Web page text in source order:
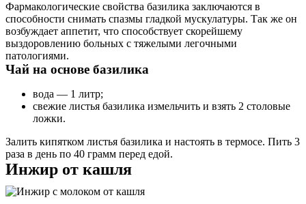
Фармакологические свойства базилика заключаются в
способности снимать спазмы гладкой мускулатуры. Так же он
возбуждает аппетит, что способствует скорейшему
выздоровлению больных с тяжелыми легочными
патологиями.
Чай на основе базилика
вода — 1 литр;
свежие листья базилика измельчить и взять 2 столовые
ложки.
Залить кипятком листья базилика и настоять в термосе. Пить 3
раза в день по 40 грамм перед едой.
Инжир от кашля